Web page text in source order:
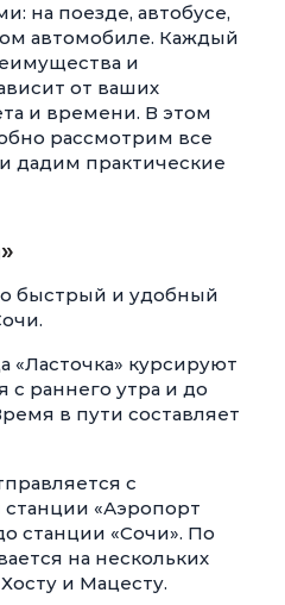
на поезде, автобусе,
автомобиле. Каждый
и
от ваших
и времени. В этом
рассмотрим все
дадим практические
быстрый и удобный
«Ласточка» курсируют
с раннего утра и до
в пути составляет
с
«Аэропорт
станции «Сочи». По
на нескольких
и Мацесту.